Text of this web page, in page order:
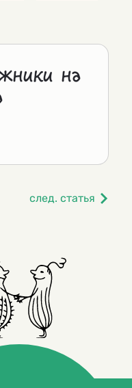
на
след. статья